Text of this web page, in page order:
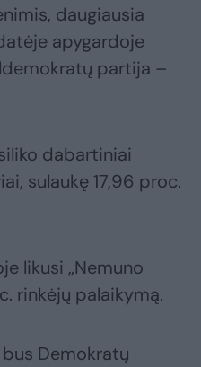
daugiausia
apygardoje
partija –
dabartiniai
sulaukę 17,96 proc.
likusi „Nemuno
rinkėjų palaikymą.
Demokratų